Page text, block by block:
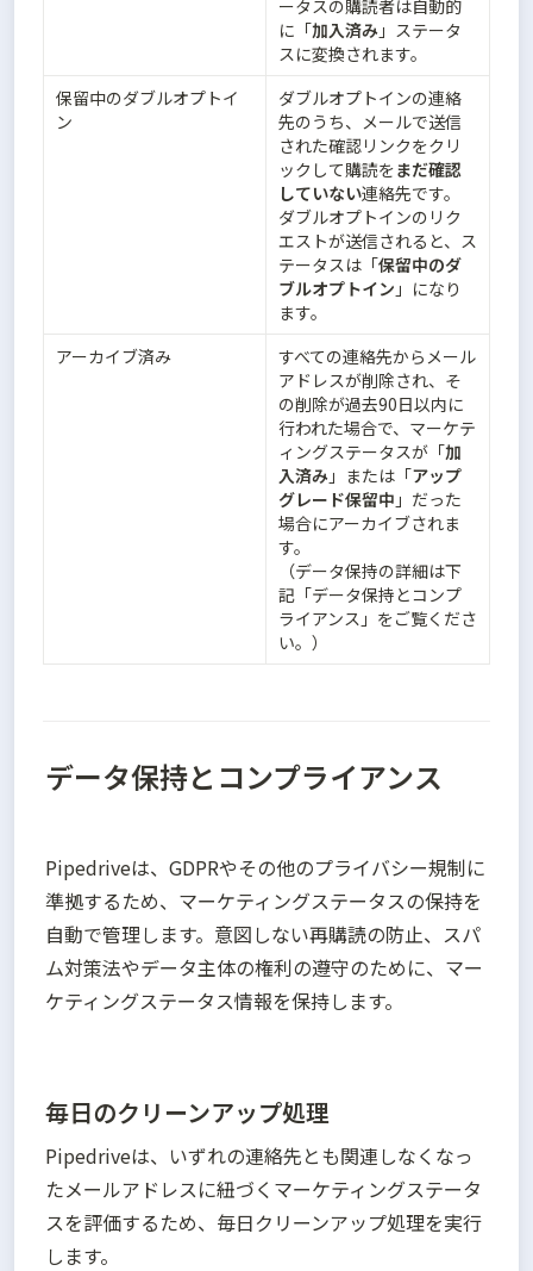
ータスの購読者は自動的
に「加入済み 」ステータ
スに変換されます。
保留中のダブルオプトイ
ン
ダブルオプトインの連絡
先のうち、メールで送信
された確認リンクをクリ
ックして購読をまだ確認
していない連絡先です。
ダブルオプトインのリク
エストが送信されると、ス
テータスは「保留中のダ
ブルオプトイン 」になり
ます。
アーカイブ済み
すべての連絡先からメール
アドレスが削除され、そ
の削除が過去90日以内に
行われた場合で、マーケテ
ィングステータスが「加
入済み 」または「アップ
グレード保留中 」だった
場合にアーカイブされま
す。
（データ保持の詳細は下
記「データ保持とコンプ
ライアンス」をご覧くださ
い。）
データ保持とコンプライアンス
Pipedriveは、GDPRやその他のプライバシー規制に
準拠するため、マーケティングステータスの保持を
自動で管理します。意図しない再購読の防止、スパ
ム対策法やデータ主体の権利の遵守のために、マー
ケティングステータス情報を保持します。
毎日のクリーンアップ処理
Pipedriveは、いずれの連絡先とも関連しなくなっ
たメールアドレスに紐づくマーケティングステータ
スを評価するため、毎日クリーンアップ処理を実行
します。